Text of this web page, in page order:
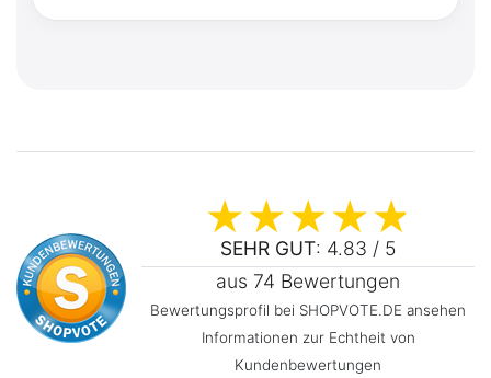
SEHR GUT: 4.83 / 5
aus 74 Bewertungen
Bewertungsprofil bei SHOPVOTE.DE ansehen
Informationen zur Echtheit von
Kundenbewertungen